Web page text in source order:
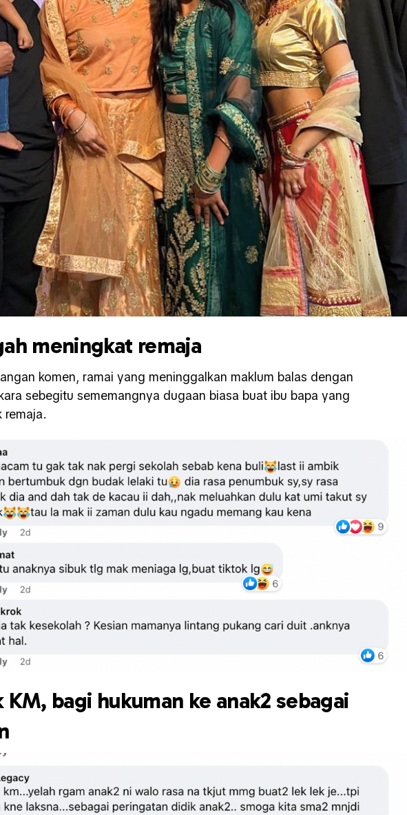
meningkat remaja
komen, ramai yang meninggalkan maklum balas dengan
sebegitu sememangnya dugaan biasa buat ibu bapa yang
remaja.
KM, bagi hukuman ke anak2 sebagai